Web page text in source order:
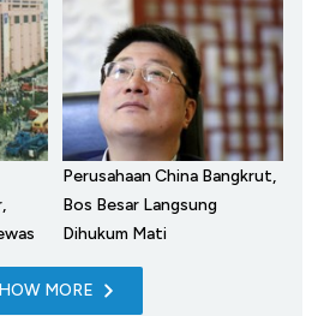
Perusahaan China Bangkrut,
Bos Besar Langsung
Dihukum Mati
MORE